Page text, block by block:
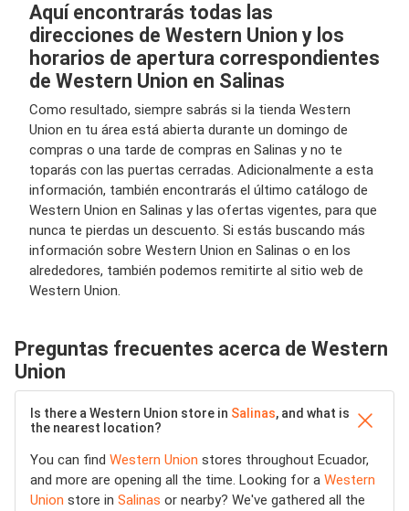
Aquí encontrarás todas las
direcciones de Western Union y los
horarios de apertura correspondientes
de Western Union en Salinas
Como resultado, siempre sabrás si la tienda Western
Union en tu área está abierta durante un domingo de
compras o una tarde de compras en Salinas y no te
toparás con las puertas cerradas. Adicionalmente a esta
información, también encontrarás el último catálogo de
Western Union en Salinas y las ofertas vigentes, para que
nunca te pierdas un descuento. Si estás buscando más
información sobre Western Union en Salinas o en los
alrededores, también podemos remitirte al sitio web de
Western Union.
Preguntas frecuentes acerca de Western
Union
Is there a Western Union store in Salinas, and what is
the nearest location?
You can find Western Union stores throughout Ecuador,
and more are opening all the time. Looking for a Western
Union store in Salinas or nearby? We've gathered all the